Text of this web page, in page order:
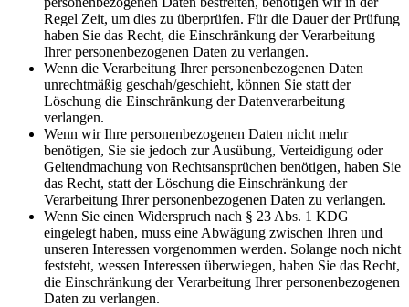
Regel Zeit, um dies zu überprüfen. Für die Dauer der Prüfung
haben Sie das Recht, die Einschränkung der Verarbeitung
Ihrer personenbezogenen Daten zu verlangen.
Wenn die Verarbeitung Ihrer personenbezogenen Daten
unrechtmäßig geschah/geschieht, können Sie statt der
Löschung die Einschränkung der Datenverarbeitung
verlangen.
Wenn wir Ihre personenbezogenen Daten nicht mehr
benötigen, Sie sie jedoch zur Ausübung, Verteidigung oder
Geltendmachung von Rechtsansprüchen benötigen, haben Sie
das Recht, statt der Löschung die Einschränkung der
Verarbeitung Ihrer personenbezogenen Daten zu verlangen.
Wenn Sie einen Widerspruch nach § 23 Abs. 1 KDG
eingelegt haben, muss eine Abwägung zwischen Ihren und
unseren Interessen vorgenommen werden. Solange noch nicht
feststeht, wessen Interessen überwiegen, haben Sie das Recht,
die Einschränkung der Verarbeitung Ihrer personenbezogenen
Daten zu verlangen.